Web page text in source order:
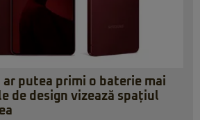
ar putea primi o baterie mai
de design vizează spațiul